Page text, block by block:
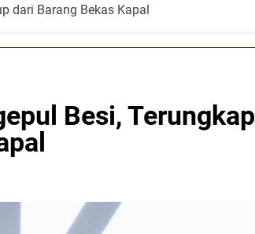
dari Barang Bekas Kapal
Besi, Terungkap